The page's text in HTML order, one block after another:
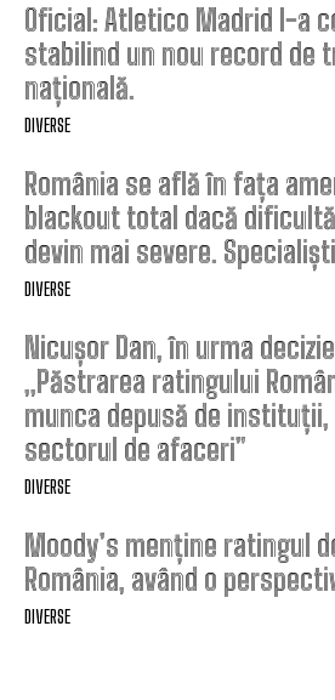
Oficial: Atletico Madrid l-a
stabilind un nou record de
națională.
DIVERSE
România se află în fața
blackout total dacă
devin mai severe.
DIVERSE
Nicușor Dan, în urma
„Păstrarea ratingului
munca depusă de
sectorul de afaceri”
DIVERSE
Moody’s menține ratingul
România, având o
DIVERSE